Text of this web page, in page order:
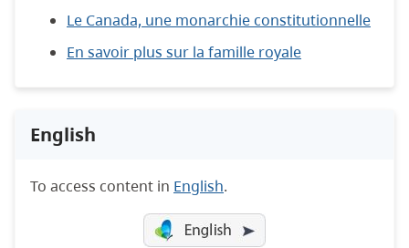
Le Canada, une monarchie constitutionnelle
En savoir plus sur la famille royale
English
To access content in English.